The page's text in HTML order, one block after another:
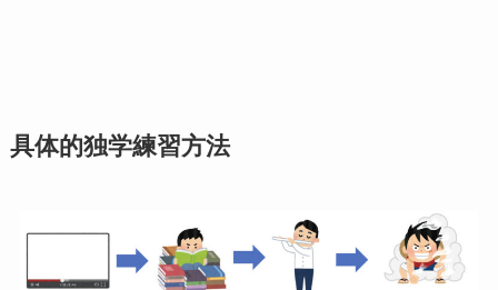
具体的独学練習方法